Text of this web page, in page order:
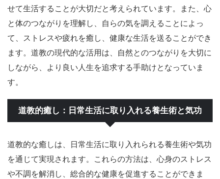
せて生活することが大切だと考えられています。また、心
と体のつながりを理解し、自らの気を調えることによっ
て、ストレスや疲れを癒し、健康な生活を送ることができ
ます。道教の現代的な活用は、自然とのつながりを大切に
しながら、より良い人生を追求する手助けとなっていま
す。
道教的癒し：日常生活に取り入れる養生術と気功
道教的な癒しは、日常生活に取り入れられる養生術や気功
を通じて実現されます。これらの方法は、心身のストレス
や不調を解消し、総合的な健康を促進することができま